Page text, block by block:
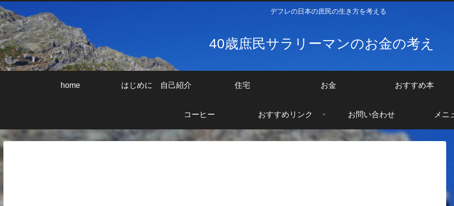
デフレの日本の庶民の生き方を考える
40歳庶民サラリーマンのお金の考え
home はじめに 自己紹介 住宅 お金 おすすめ本
コーヒー おすすめリンク お問い合わせ メニ